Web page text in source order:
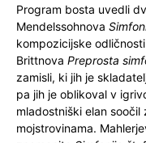
Program bosta uvedli
Mendelssohnova
kompozicijske
Brittnova Preprosta
zamisli, ki jih je
pa jih je oblikoval v
mladostniški elan
mojstrovinama.